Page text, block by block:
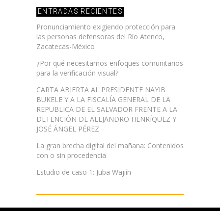
ENTRADAS RECIENTES
Pronunciamiento exigiendo protección para
las personas defensoras del Río Atenco,
Zacatecas-México
¿Por qué necesitamos enfoques comunitarios
para la verificación visual?
CARTA ABIERTA AL PRESIDENTE NAYIB
BUKELE Y A LA FISCALÍA GENERAL DE LA
REPUBLICA DE EL SALVADOR FRENTE A LA
DETENCIÓN DE ALEJANDRO HENRÍQUEZ Y
JOSÉ ÁNGEL PÉREZ
La gran brecha digital del mañana: Contenidos
con o sin procedencia
Estudio de caso 1: Juba Wajiín